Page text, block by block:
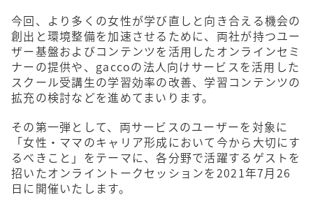
今回、より多くの女性が学び直しと向き合える機会の
創出と環境整備を加速させるために、両社が持つユー
ザー基盤およびコンテンツを活用したオンラインセミ
ナーの提供や、gaccoの法人向けサービスを活用した
スクール受講生の学習効率の改善、学習コンテンツの
拡充の検討などを進めてまいります。
その第一弾として、両サービスのユーザーを対象に
「女性・ママのキャリア形成において今から大切にす
るべきこと」をテーマに、各分野で活躍するゲストを
招いたオンライントークセッションを2021年7月26
日に開催いたします。